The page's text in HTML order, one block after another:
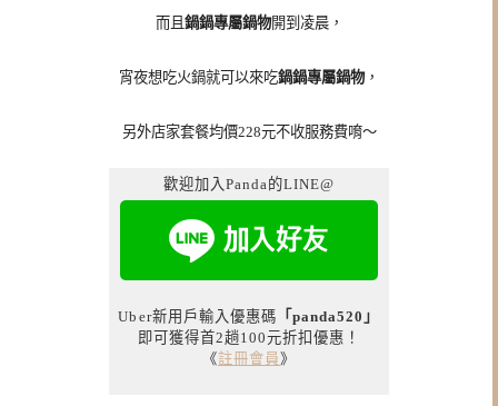
而且 鍋鍋專屬鍋物開到凌晨，
宵夜想吃火鍋就可以來吃鍋鍋專屬鍋物，
另外店家套餐均價228元不收服務費唷～
歡迎加入Panda的LINE@
Uber新用戶輸入優惠碼 「panda520」
即可獲得首2趟100元折扣優惠！
《註冊會員 》